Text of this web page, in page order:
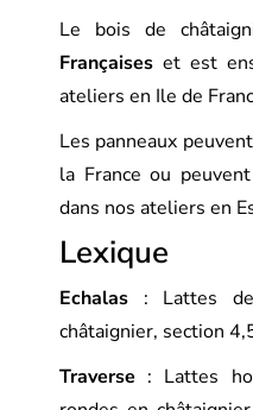
Le bois de
Françaises et est
ateliers en Ile de
Les panneaux
la France ou
dans nos ateliers en
Lexique
Echalas : Lattes
châtaignier, section
Traverse : Lattes